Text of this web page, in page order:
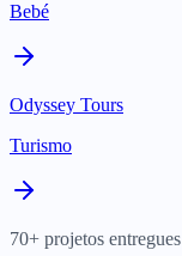
Bebé
Odyssey Tours
Turismo
70+ projetos entregues